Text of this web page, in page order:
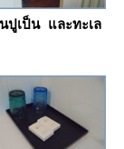
ปูเป็น และทะเล